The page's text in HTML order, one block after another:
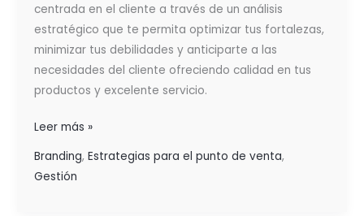
centrada en el cliente a través de un análisis
estratégico que te permita optimizar tus fortalezas,
minimizar tus debilidades y anticiparte a las
necesidades del cliente ofreciendo calidad en tus
productos y excelente servicio.
Leer más »
Branding, Estrategias para el punto de venta,
Gestión